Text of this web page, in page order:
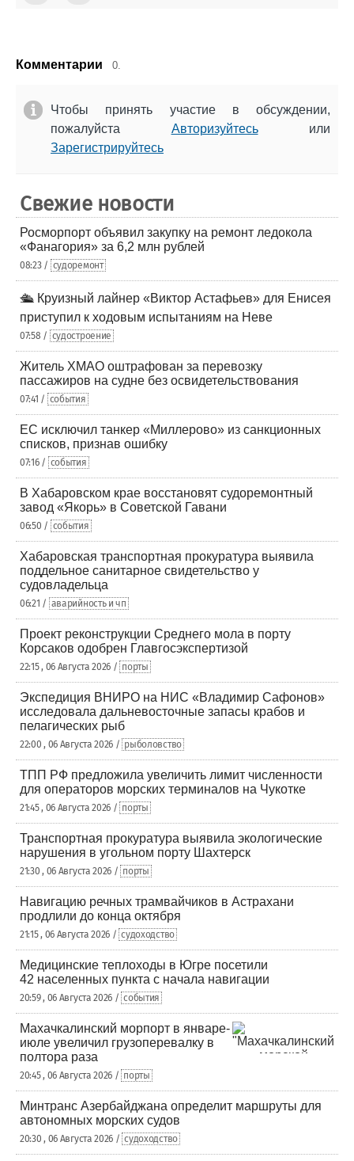
Комментарии 0.
Чтобы принять участие в обсуждении,
пожалуйста Авторизуйтесьили
Зарегистрируйтесь
Свежие новости
Росморпорт объявил закупку на ремонт ледокола
«Фанагория» за 6,2 млн рублей
08:23 / судоремонт
🛳️ Круизный лайнер «Виктор Астафьев» для Енисея
приступил к ходовым испытаниям на Неве
07:58 / судостроение
Житель ХМАО оштрафован за перевозку
пассажиров на судне без освидетельствования
07:41 / события
ЕС исключил танкер «Миллерово» из санкционных
списков, признав ошибку
07:16 / события
В Хабаровском крае восстановят судоремонтный
завод «Якорь» в Советской Гавани
06:50 / события
Хабаровская транспортная прокуратура выявила
поддельное санитарное свидетельство у
судовладельца
06:21 / аварийность и чп
Проект реконструкции Среднего мола в порту
Корсаков одобрен Главгосэкспертизой
22:15 , 06 Августа 2026 / порты
Экспедиция ВНИРО на НИС «Владимир Сафонов»
исследовала дальневосточные запасы крабов и
пелагических рыб
22:00 , 06 Августа 2026 / рыболовство
ТПП РФ предложила увеличить лимит численности
для операторов морских терминалов на Чукотке
21:45 , 06 Августа 2026 / порты
Транспортная прокуратура выявила экологические
нарушения в угольном порту Шахтерск
21:30 , 06 Августа 2026 / порты
Навигацию речных трамвайчиков в Астрахани
продлили до конца октября
21:15 , 06 Августа 2026 / судоходство
Медицинские теплоходы в Югре посетили
42 населенных пункта с начала навигации
20:59 , 06 Августа 2026 / события
Махачкалинский морпорт в январе-
июле увеличил грузоперевалку в
полтора раза
20:45 , 06 Августа 2026 / порты
Минтранс Азербайджана определит маршруты для
автономных морских судов
20:30 , 06 Августа 2026 / судоходство